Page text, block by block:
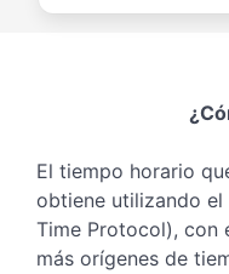
El tiempo horario
obtiene utilizando
Time Protocol), con
más orígenes de